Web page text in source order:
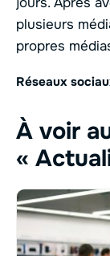
plusieurs
propres
Réseaux
À voir
«